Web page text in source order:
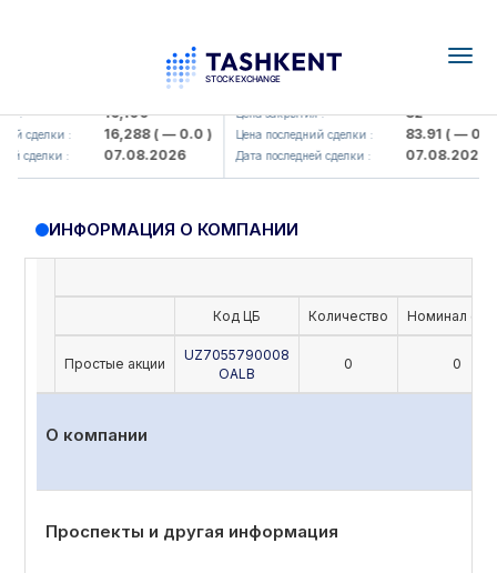
: 16,100
сделки : 16,288( — 0.0 )
сделки : 07.08.2026
KFSK (<Kafolat sug'urta
Цена закрытия : 82
Цена последний сделки : 83.91( — 0.0 )
Дата последней сделки : 07.08.2026
ИНФОРМАЦИЯ О КОМПАНИИ
Код ЦБ Количество Номинал
Простые акции
UZ7055790008
OALB
0 0
О компании
Проспекты и другая информация